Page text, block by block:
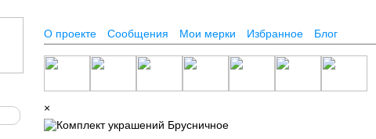
О проекте Сообщения Мои мерки Избранное Блог
×